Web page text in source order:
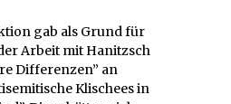
gab als Grund für
Arbeit mit Hanitzsch
Differenzen” an
Klischees in